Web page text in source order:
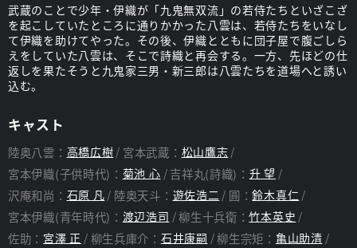
武蔵のことで少年・伊織が「九鬼無双流」の若侍たちといざこざ
を起こしていたところに通りかかった八雲は、若侍たちをいなし
て伊織を助けてやった。その後、伊織とともに団子屋で腹ごしら
えをしていた八雲は、そこで詩織と再会する。一方、先ほどの仕
返しを果たそうと九鬼家三男・新三郎は八雲たちを道場へと誘い
込む。
キャスト
陸奥八雲： 高橋広樹 宮本武蔵： 松山鷹志
宮本伊織(子供時代)： 菊池 心 吉祥丸(詩織)： 升 望
沢庵和尚： 石原 凡 陸奥天斗： 遊佐浩二 圓：鈴木真仁
宮本伊織(青年時代)： 渡辺浩司 柳生十兵衛：竹本英史
佐助： 宮澤 正 柳生兵庫介： 石井康嗣 柳生宗矩： 亀山助清